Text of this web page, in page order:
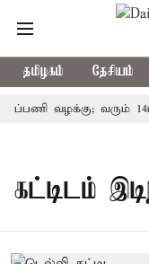
தமிழகம் தேசியம்
வழக்கு; வரும்
கட்டிடம்